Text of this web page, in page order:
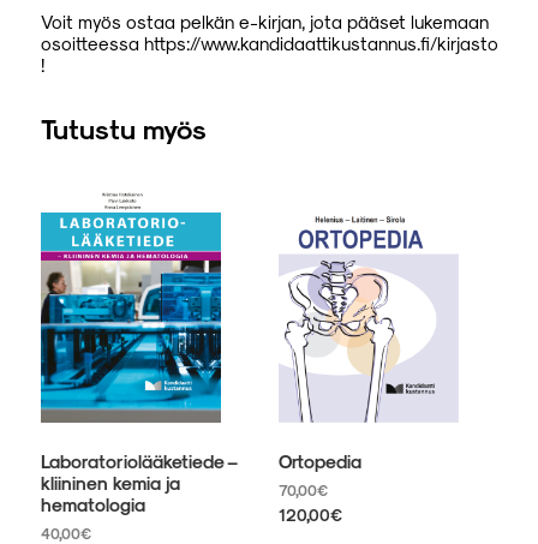
Voit myös ostaa pelkän e-kirjan, jota pääset lukemaan
osoitteessa https://www.kandidaattikustannus.fi/kirjasto
!
Tutustu myös
Laboratoriolääketiede –
kliininen kemia ja
hematologia
40,00€
Ortopedia
70,00€
120,00€